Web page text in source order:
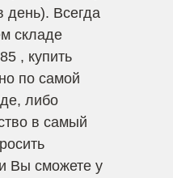
день). Всегда
складе
, купить
по самой
либо
в самый
Вы сможете у